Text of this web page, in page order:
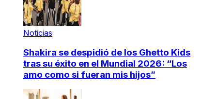
Noticias
Shakira se despidió de los Ghetto Kids
tras su éxito en el Mundial 2026: “Los
amo como si fueran mis hijos”